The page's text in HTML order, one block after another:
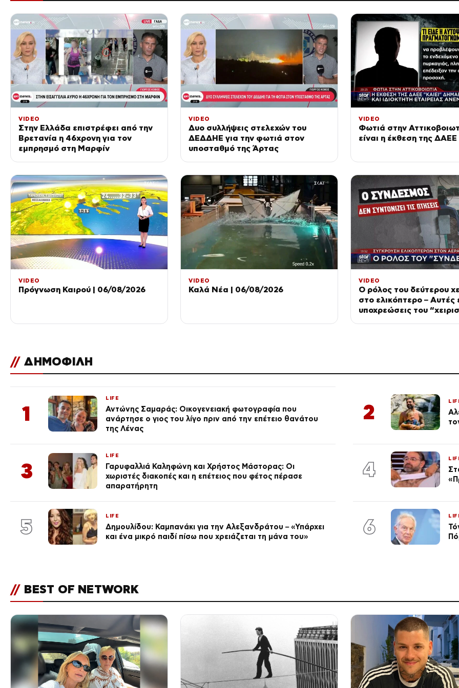
VIDEO
Στην Ελλάδα επιστρέφει από την
Βρετανία η 46χρονη για τον
εμπρησμό στη Μαρφίν
VIDEO
Δυο συλλήψεις στελεχών του
ΔΕΔΔΗΕ για την φωτιά στον
υποσταθμό της Άρτας
VIDEO
Φωτιά στην
είναι η έκθεση της ΔΑΕΕ
VIDEO
Πρόγνωση Καιρού | 06/08/2026
VIDEO
Καλά Νέα | 06/08/2026
VIDEO
Ο ρόλος του δεύτερου
στο ελικόπτερο – Αυτές
υποχρεώσεις του
// ΔΗΜΟΦΙΛΗ
1
LIFE
Αντώνης Σαμαράς: Οικογενειακή φωτογραφία που
ανάρτησε ο γιος του λίγο πριν από την επέτειο θανάτου
της Λένας
2
3
LIFE
Γαρυφαλλιά Καληφώνη και Χρήστος Μάστορας: Οι
χωριστές διακοπές και η επέτειος που φέτος πέρασε
απαρατήρητη
4
5 LIFE
Δημουλίδου: Καμπανάκι για την Αλεξανδράτου – «Υπάρχει
και ένα μικρό παιδί πίσω που χρειάζεται τη μάνα του»
6
// BEST OF NETWORK